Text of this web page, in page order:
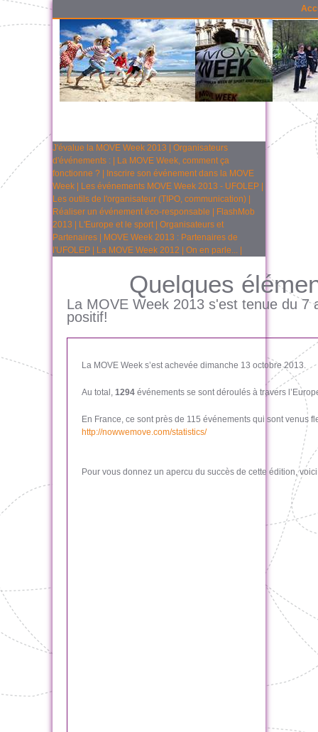
J'évalue la MOVE Week 2013
Organisateurs
d'événements :
La MOVE Week, comment ça
fonctionne ?
Inscrire son événement dans la MOVE
Week
Les événements MOVE Week 2013 - UFOLEP
Les outils de l'organisateur (TIPO, communication)
Réaliser un événement éco-responsable
FlashMob
2013
L'Europe et le sport| Organisateurs et
Partenaires
MOVE Week 2013 : Partenaires de
l'UFOLEP
La MOVE Week 2012 On en parle...
Quelques
La MOVE Week 2013 s'est tenue du 7
positif!
La MOVE Week s’est achevée dimanche 13 octobre 2013.
Au total, 1294 événements se sont déroulés à travers
En France, ce sont près de 115 événements qui sont venus
http://nowwemove.com/statistics/
Pour vous donnez un apercu du succès de cette édition,